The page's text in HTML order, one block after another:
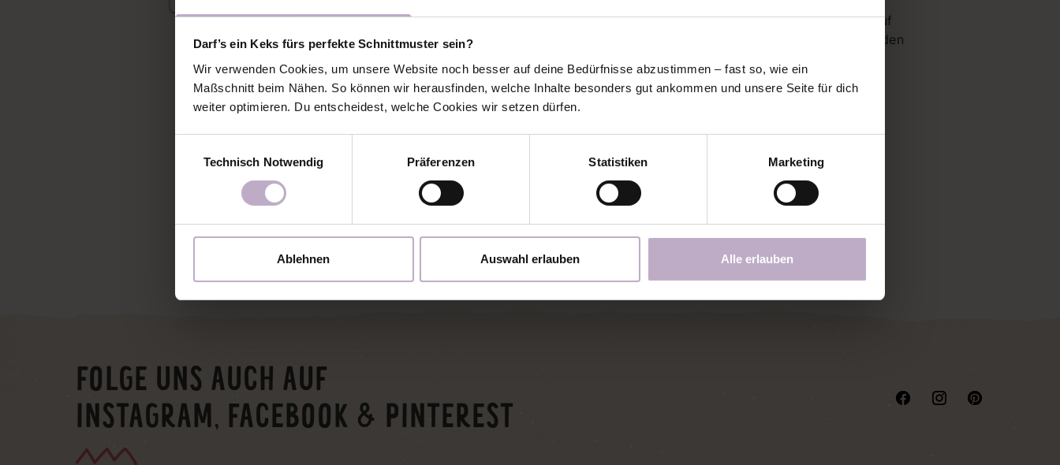
Darf’s ein Keks fürs perfekte Schnittmuster sein?
Wir verwenden Cookies, um unsere Website noch besser auf deine Bedürfnisse abzustimmen – fast so, wie ein
Maßschnitt beim Nähen. So können wir herausfinden, welche Inhalte besonders gut ankommen und unsere Seite für dich
weiter optimieren. Du entscheidest, welche Cookies wir setzen dürfen.
Technisch Notwendig
Präferenzen Statistiken Marketing
Ablehnen Auswahl erlauben Alle erlauben
Beschreibungstext und auf Märkten oder in Shops, entweder auf
einem extra Schild oder auf den Etiketten/Preisschild. Auch in den
Wir wünschen euch ganz viel Freude beim Verkaufen!
1 JAHRES VERKAUFSLIZENZ 75 STÜCK VERKAUFSLIZENZ
FOLGE UNS AUCH AUF
INSTAGRAM, FACEBOOK & PINTEREST